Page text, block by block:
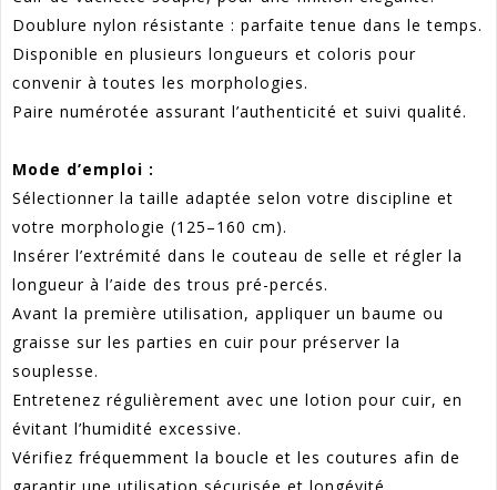
Doublure nylon résistante : parfaite tenue dans le temps.
Disponible en plusieurs longueurs et coloris pour
convenir à toutes les morphologies.
Paire numérotée assurant l’authenticité et suivi qualité.
Mode d’emploi :
Sélectionner la taille adaptée selon votre discipline et
votre morphologie (125–160 cm).
Insérer l’extrémité dans le couteau de selle et régler la
longueur à l’aide des trous pré-percés.
Avant la première utilisation, appliquer un baume ou
graisse sur les parties en cuir pour préserver la
souplesse.
Entretenez régulièrement avec une lotion pour cuir, en
évitant l’humidité excessive.
Vérifiez fréquemment la boucle et les coutures afin de